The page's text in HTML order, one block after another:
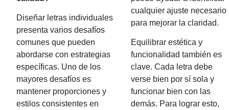
Diseñar letras individuales
presenta varios desafíos
comunes que pueden
abordarse con estrategias
específicas. Uno de los
mayores desafíos es
mantener proporciones y
estilos consistentes en
cualquier ajuste necesario
para mejorar la claridad.
Equilibrar estética y
funcionalidad también es
clave. Cada letra debe
verse bien por sí sola y
funcionar bien con las
demás. Para lograr esto,